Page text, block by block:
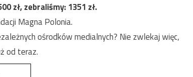
zł, zebraliśmy:1351 zł.
Magna Polonia.
ośrodków medialnych? Nie zwlekaj więc,
od teraz.